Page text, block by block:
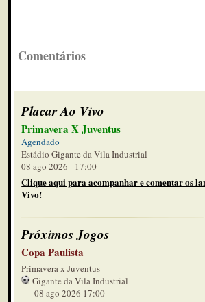
Comentários
Placar Ao Vivo
Primavera X Juventus
Agendado
Estádio Gigante da Vila Industrial
08 ago 2026 - 17:00
Clique aqui para acompanhar e comentar os
Vivo!
Próximos Jogos
Copa Paulista
Primavera x Juventus
Gigante da Vila Industrial
08 ago 2026 17:00